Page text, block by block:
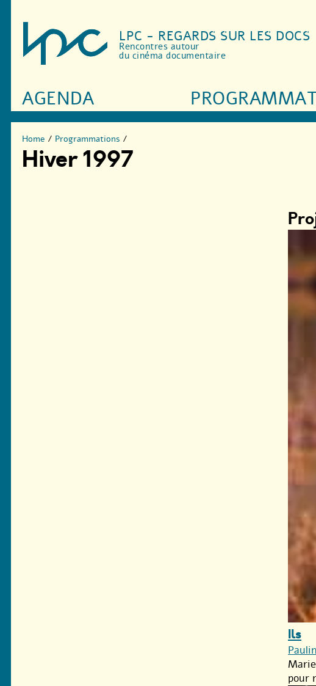
LPC - REGARDS SUR LES DOCS
Rencontres autour
du cinéma documentaire
AGENDA
Home / Programmations /
Hiver 1997
Ils
pour